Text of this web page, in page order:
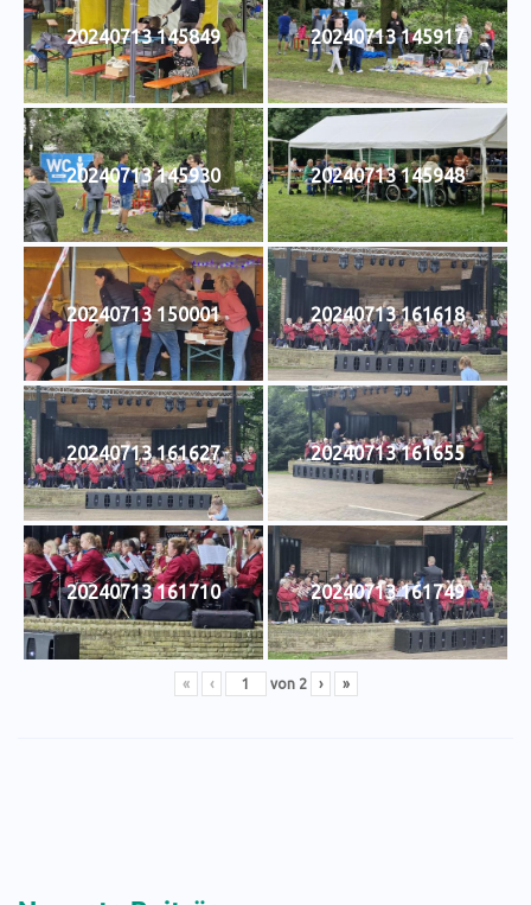
20240713 145849 20240713 145917
20240713 145930 20240713 145948
20240713 150001 20240713 161618
20240713 161627 20240713 161655
20240713 161710 20240713 161749
« ‹ von 2 › »